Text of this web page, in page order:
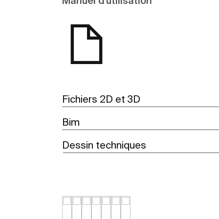
Fichiers 2D et 3D
Bim
Dessin techniques